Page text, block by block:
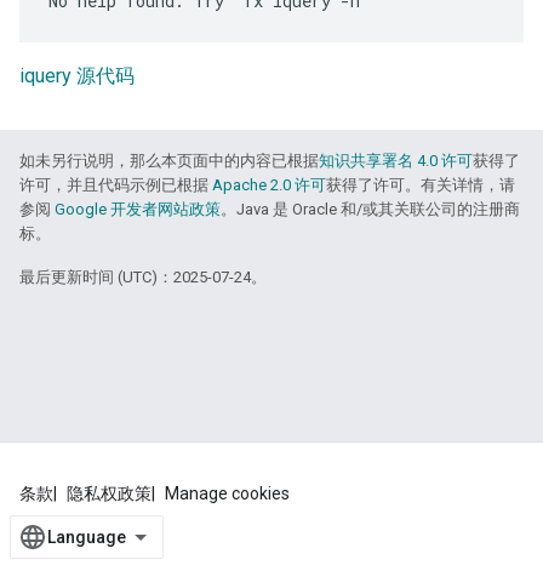
iquery 源代码
如未另行说明，那么本页面中的内容已根据知识共享署名 4.0 许可获得了
许可，并且代码示例已根据 Apache 2.0 许可获得了许可。有关详情，请
参阅 Google 开发者网站政策。Java 是 Oracle 和/或其关联公司的注册商
标。
最后更新时间 (UTC)：2025-07-24。
条款 隐私权政策 Manage cookies